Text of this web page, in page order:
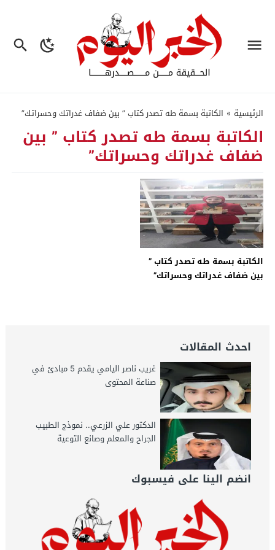
الرئيسية » الكاتبة بسمة طه تصدر كتاب ” بين ضفاف غدراتك وحسراتك”
الكاتبة بسمة طه تصدر كتاب ” بين
ضفاف غدراتك وحسراتك”
الكاتبة بسمة طه تصدر كتاب ”
بين ضفاف غدراتك وحسراتك”
احدث المقالات
غريب ناصر اليامي يقدم 5 مبادئ في
صناعة المحتوى
الدكتور علي الزرعي.. نموذج الطبيب
الجراح والمعلم وصانع التوعية
انضم الينا على فيسبوك